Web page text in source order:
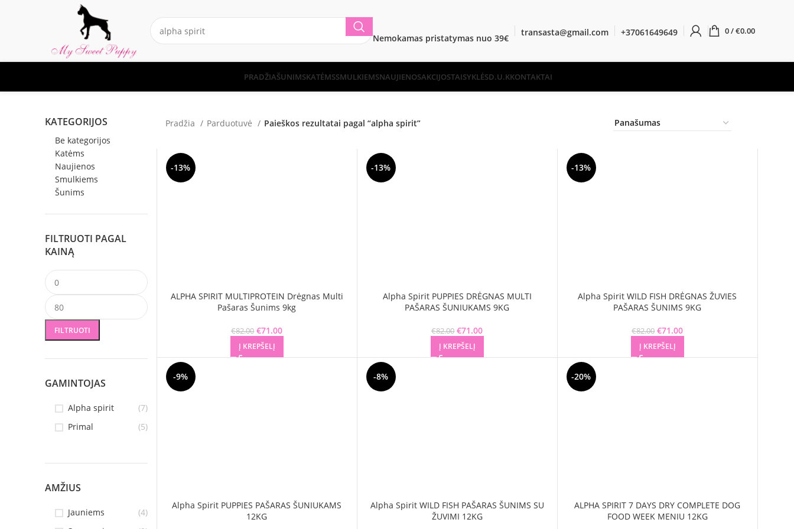
Nemokamas pristatymas nuo 39€
transasta@gmail.com +37061649649 0/€0.00
PRADŽIAŠUNIMSKATĖMSSMULKIEMSNAUJIENOSAKCIJOSTAISYKLĖSD.U.KKONTAKTAI
KATEGORIJOS
Be kategorijos
Katėms
Naujienos
Smulkiems
Šunims
FILTRUOTI PAGAL
KAINĄ
Min kaina
Maks kaina
FILTRUOTI
GAMINTOJAS
Alpha spirit
(7)
Primal
(5)
AMŽIUS
Jauniems
(4)
Pradžia Parduotuvė Paieškos rezultatai pagal “alpha spirit”
-13%
ALPHA SPIRIT MULTIPROTEIN Drėgnas Multi
Pašaras Šunims 9kg
€82.00
Original price was:
€71.00
Į KREPŠELĮ
-13%
Alpha Spirit PUPPIES DRĖGNAS MULTI
PAŠARAS ŠUNIUKAMS 9KG
€82.00
Original price was:
€71.00
Į KREPŠELĮ
-13%
Alpha Spirit WILD FISH DRĖGNAS ŽUVIES
PAŠARAS ŠUNIMS 9KG
€82.00
Original price was:
€71.00
Į KREPŠELĮ
-9%
Alpha Spirit PUPPIES PAŠARAS ŠUNIUKAMS
12KG
-8%
Alpha Spirit WILD FISH PAŠARAS ŠUNIMS SU
ŽUVIMI 12KG
-20%
ALPHA SPIRIT 7 DAYS DRY COMPLETE DOG
FOOD WEEK MENIU 12KG